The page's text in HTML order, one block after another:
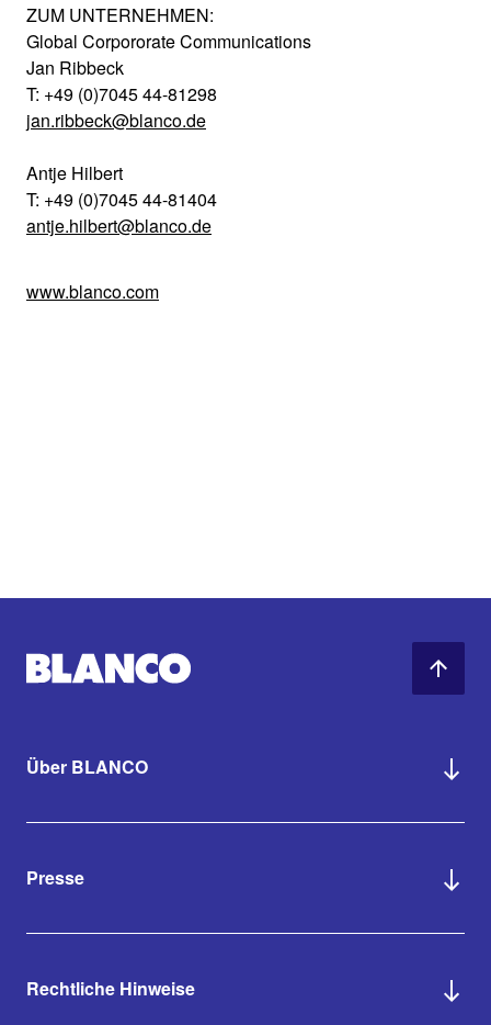
ZUM UNTERNEHMEN:
Global Corpororate Communications
Jan Ribbeck
T: +49 (0)7045 44-81298
jan.ribbeck@blanco.de
Antje Hilbert
T: +49 (0)7045 44-81404
antje.hilbert@blanco.de
www.blanco.com
Über BLANCO
Presse
Rechtliche Hinweise